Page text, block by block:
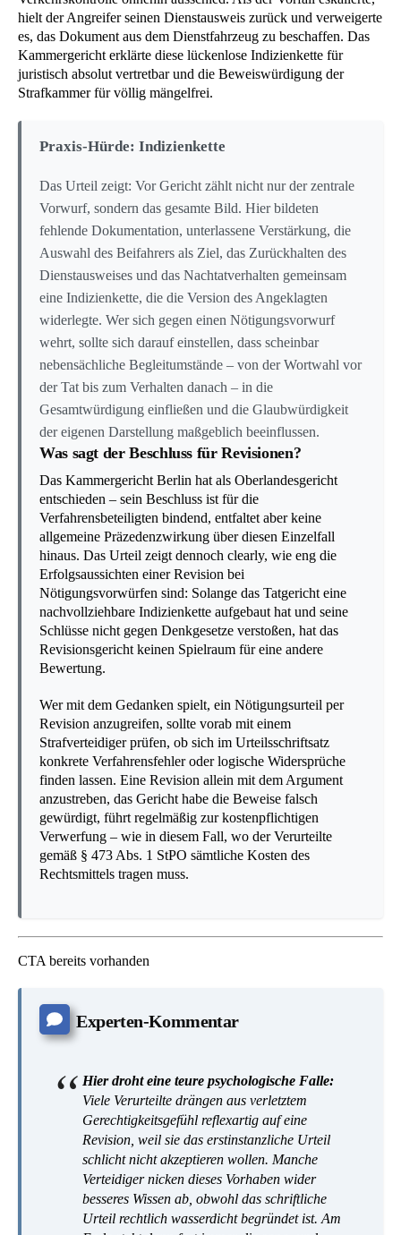
hielt der Angreifer seinen Dienstausweis zurück und verweigerte
es, das Dokument aus dem Dienstfahrzeug zu beschaffen. Das
Kammergericht erklärte diese lückenlose Indizienkette für
juristisch absolut vertretbar und die Beweiswürdigung der
Strafkammer für völlig mängelfrei.
Praxis-Hürde: Indizienkette
Das Urteil zeigt: Vor Gericht zählt nicht nur der zentrale
Vorwurf, sondern das gesamte Bild. Hier bildeten
fehlende Dokumentation, unterlassene Verstärkung, die
Auswahl des Beifahrers als Ziel, das Zurückhalten des
Dienstausweises und das Nachtatverhalten gemeinsam
eine Indizienkette, die die Version des Angeklagten
widerlegte. Wer sich gegen einen Nötigungsvorwurf
wehrt, sollte sich darauf einstellen, dass scheinbar
nebensächliche Begleitumstände – von der Wortwahl vor
der Tat bis zum Verhalten danach – in die
Gesamtwürdigung einfließen und die Glaubwürdigkeit
der eigenen Darstellung maßgeblich beeinflussen.
Was sagt der Beschluss für Revisionen?
Das Kammergericht Berlin hat als Oberlandesgericht
entschieden – sein Beschluss ist für die
Verfahrensbeteiligten bindend, entfaltet aber keine
allgemeine Präzedenzwirkung über diesen Einzelfall
hinaus. Das Urteil zeigt dennoch clearly, wie eng die
Erfolgsaussichten einer Revision bei
Nötigungsvorwürfen sind: Solange das Tatgericht eine
nachvollziehbare Indizienkette aufgebaut hat und seine
Schlüsse nicht gegen Denkgesetze verstoßen, hat das
Revisionsgericht keinen Spielraum für eine andere
Bewertung.
Wer mit dem Gedanken spielt, ein Nötigungsurteil per
Revision anzugreifen, sollte vorab mit einem
Strafverteidiger prüfen, ob sich im Urteilsschriftsatz
konkrete Verfahrensfehler oder logische Widersprüche
finden lassen. Eine Revision allein mit dem Argument
anzustreben, das Gericht habe die Beweise falsch
gewürdigt, führt regelmäßig zur kostenpflichtigen
Verwerfung – wie in diesem Fall, wo der Verurteilte
gemäß § 473 Abs. 1 StPO sämtliche Kosten des
Rechtsmittels tragen muss.
CTA bereits vorhanden
Experten-Kommentar
Hier droht eine teure psychologische Falle:
Viele Verurteilte drängen aus verletztem
Gerechtigkeitsgefühl reflexartig auf eine
Revision, weil sie das erstinstanzliche Urteil
schlicht nicht akzeptieren wollen. Manche
Verteidiger nicken dieses Vorhaben wider
besseres Wissen ab, obwohl das schriftliche
Urteil rechtlich wasserdicht begründet ist. Am